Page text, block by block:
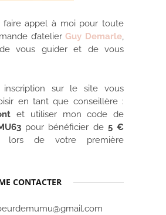
faire appel à moi pour toute
d’atelierGuy Demarle,
vous guider et de vous
sur le site vous
en tant que conseillère :
et utiliser mon code de
pour bénéficier de 5 €
lors de votre première
CONTACTER